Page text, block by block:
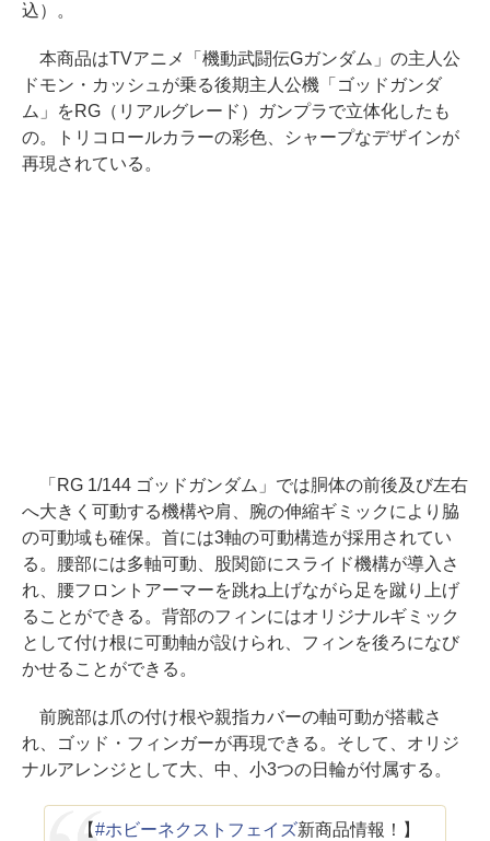
込）。
本商品はTVアニメ「機動武闘伝Gガンダム」の主人公
ドモン・カッシュが乗る後期主人公機「ゴッドガンダ
ム」をRG（リアルグレード）ガンプラで立体化したも
の。トリコロールカラーの彩色、シャープなデザインが
再現されている。
「RG 1/144 ゴッドガンダム」では胴体の前後及び左右
へ大きく可動する機構や肩、腕の伸縮ギミックにより脇
の可動域も確保。首には3軸の可動構造が採用されてい
る。腰部には多軸可動、股関節にスライド機構が導入さ
れ、腰フロントアーマーを跳ね上げながら足を蹴り上げ
ることができる。背部のフィンにはオリジナルギミック
として付け根に可動軸が設けられ、フィンを後ろになび
かせることができる。
前腕部は爪の付け根や親指カバーの軸可動が搭載さ
れ、ゴッド・フィンガーが再現できる。そして、オリジ
ナルアレンジとして大、中、小3つの日輪が付属する。
【#ホビーネクストフェイズ新商品情報！】